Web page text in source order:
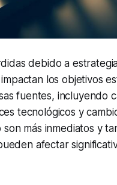
debido a
los objetivos
fuentes, incluyendo
tecnológicos y
más inmediatos y
afectar